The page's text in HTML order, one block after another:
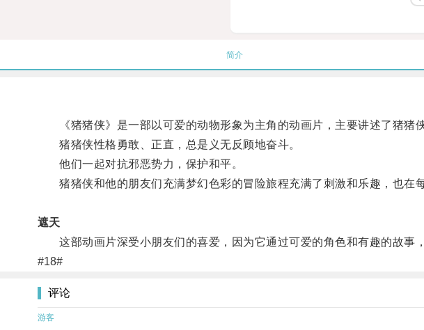
简介
《猪猪侠》是一部以可爱的动物形象为主角的动画片，主要讲述了猪猪
猪猪侠性格勇敢、正直，总是义无反顾地奋斗。
他们一起对抗邪恶势力，保护和平。
猪猪侠和他的朋友们充满梦幻色彩的冒险旅程充满了刺激和乐趣，也在每
遮天
这部动画片深受小朋友们的喜爱，因为它通过可爱的角色和有趣的故事
#18#
评论
游客